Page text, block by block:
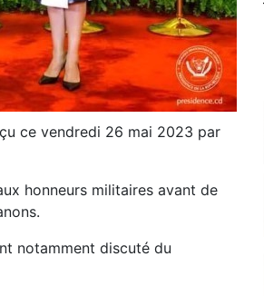
ce vendredi 26 mai 2023 par
honneurs militaires avant de
notamment discuté du